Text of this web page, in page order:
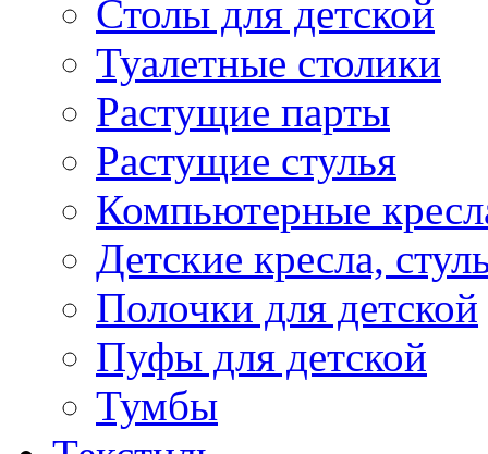
Столы для детской
Туалетные столики
Растущие парты
Растущие стулья
Компьютерные
Детские кресла,
Полочки для детской
Пуфы для детской
Тумбы